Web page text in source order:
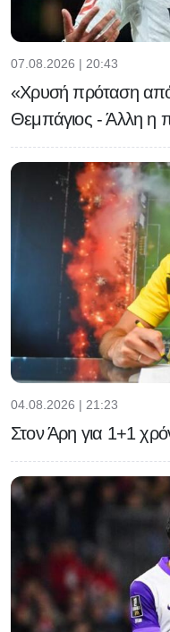
07.08.2026 | 20:43
«Χρυσή πρόταση
Θεμπάγιος - Άλλη η
04.08.2026 | 21:23
Στον Άρη για 1+1